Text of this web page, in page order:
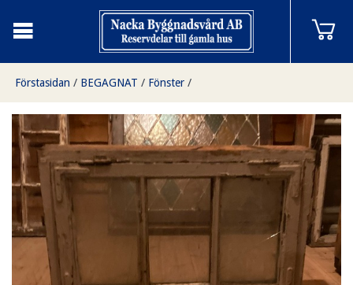
Förstasidan / BEGAGNAT / Fönster /
Fönster 110x52cm, finns på Överjärva